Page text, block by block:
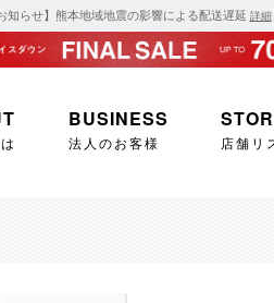
知らせ】熊本地域地震の影響による配送遅延 詳細
BUSINESS
法人のお客様 店舗リ